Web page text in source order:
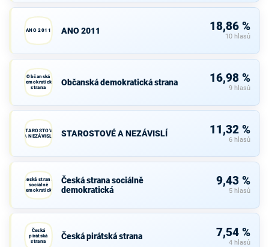
ANO 2011 ANO 2011 18,86 %
10 hlasů
Občanská
demokratická
strana
Občanská demokratická strana 16,98 %
9 hlasů
STAROSTOVÉ
A NEZÁVISLÍ
STAROSTOVÉ A NEZÁVISLÍ 11,32 %
6 hlasů
Česká strana
sociálně
demokratická
Česká strana sociálně
demokratická
9,43 %
5 hlasů
Česká
pirátská
strana
Česká pirátská strana 7,54 %
4 hlasů